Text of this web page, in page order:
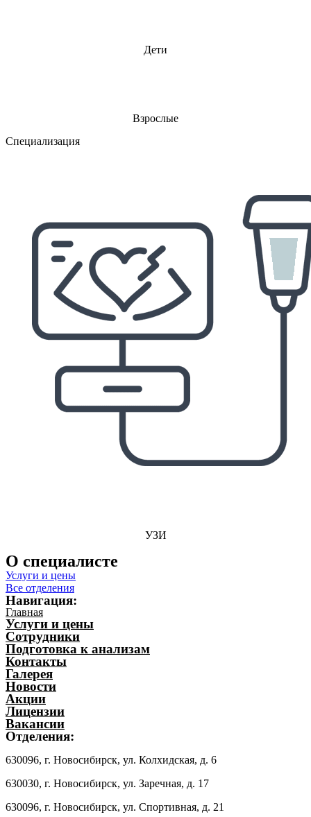
Дети
Взрослые
Специализация
УЗИ
О специалисте
Услуги и цены
Все отделения
Навигация:
Главная
Услуги и цены
Сотрудники
Подготовка к анализам
Контакты
Галерея
Новости
Акции
Лицензии
Вакансии
Отделения:
630096, г. Новосибирск, ул. Колхидская, д. 6
630030, г. Новосибирск, ул. Заречная, д. 17
630096, г. Новосибирск, ул. Спортивная, д. 21